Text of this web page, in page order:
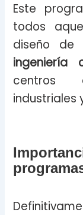
Este
todos
diseño de
ingeniería
centros
industriales